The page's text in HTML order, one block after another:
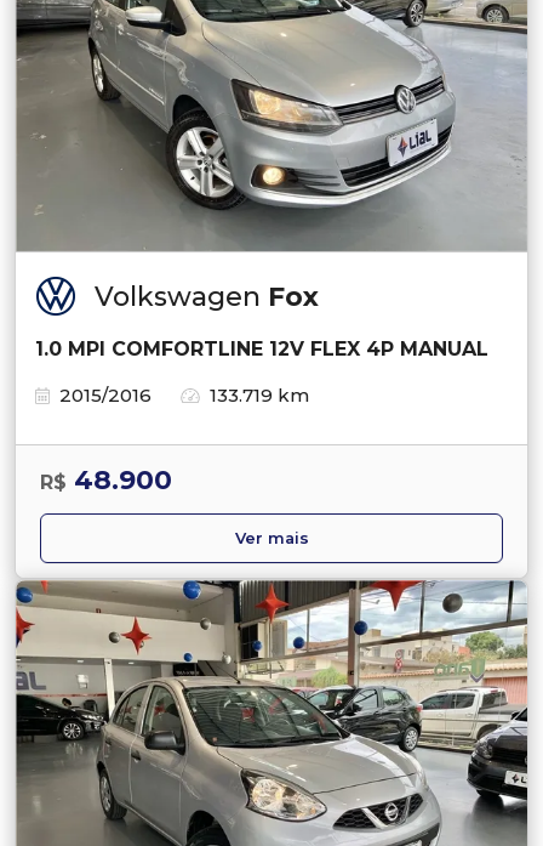
Volkswagen Fox
1.0 MPI COMFORTLINE 12V FLEX 4P MANUAL
2015/2016
133.719 km
R$ 48.900
Ver mais